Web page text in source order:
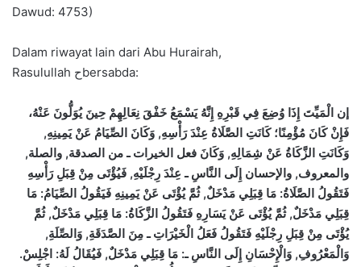
Dawud: 4753)
Dalam riwayat lain dari Abu Hurairah,
Rasulullah حbersabda:
إن الْمَيِّتَ إِذَا وُضِعَ فِي قَبْرِهِ إِنَّهُ يَسْمَعُ خَفْقَ نِعَالِهِمْ حِينَ يُوَلُّونَ عَنْهُ،
فَإِنْ كَانَ مُؤْمِنًا؛ كَانَتِ الصَّلَاةُ عِنْدَ رَأْسِهِ, وَكَانَ الصِّيَامُ عَنْ يَمِينِهِ,
وَكَانَتِ الزَّكَاةُ عَنْ شِمَالِهِ, وَكَانَ فعل الخيرات ـ من الصدقة, والصلة,
والمعروف, والإحسان إِلَى النَّاسِ ـ عِنْدَ رِجْلَيْهِ, فَيُؤْتَى مِنْ قِبَلِ رَأْسِهِ
فَتَقُولُ الصَّلَاةُ: مَا قِبَلِي مَدْخَلٌ, ثُمَّ يُؤْتَى عَنْ يَمِينِهِ فَيَقُولُ الصِّيَامُ: مَا
قِبَلِي مَدْخَلٌ, ثُمَّ يُؤْتَى عَنْ يَسَارِهِ فَتَقُولُ الزَّكَاةُ: مَا قِبَلِي مَدْخَلٌ, ثُمَّ
يُؤْتَى مِنْ قِبَلِ رِجْلَيْهِ فَتَقُولُ فَعَلُ الْخَيْرَاتِ ـ مِنَ الصَّدَقَةِ, وَالصِّلَةِ,
وَالْمَعْرُوفِ, وَالْإِحْسَانِ إِلَى النَّاسِ ـ: مَا قِبَلِي مَدْخَلٌ, فَيُقَالُ لَهُ: اجْلِسْ.